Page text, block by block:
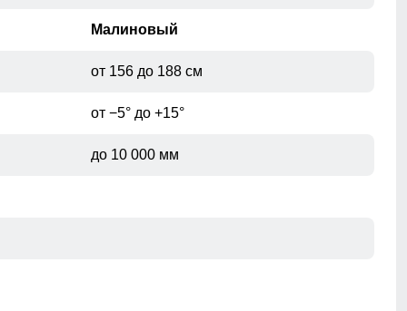
помощи сантиметровой ленты.
Малиновый
от 156 до 188 см
от −5° до +15°
до 10 000 мм